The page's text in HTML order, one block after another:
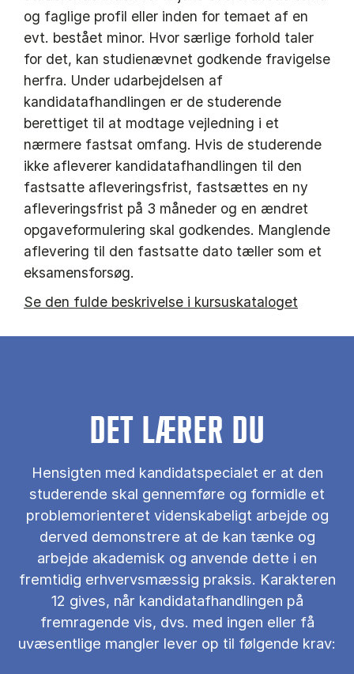
og faglige profil eller inden for temaet af en
evt. bestået minor. Hvor særlige forhold taler
for det, kan studienævnet godkende fravigelse
herfra. Under udarbejdelsen af
kandidatafhandlingen er de studerende
berettiget til at modtage vejledning i et
nærmere fastsat omfang. Hvis de studerende
ikke afleverer kandidatafhandlingen til den
fastsatte afleveringsfrist, fastsættes en ny
afleveringsfrist på 3 måneder og en ændret
opgaveformulering skal godkendes. Manglende
aflevering til den fastsatte dato tæller som et
eksamensforsøg.
Se den fulde beskrivelse i kursuskataloget
DET LÆRER DU
Hensigten med kandidatspecialet er at den
studerende skal gennemføre og formidle et
problemorienteret videnskabeligt arbejde og
derved demonstrere at de kan tænke og
arbejde akademisk og anvende dette i en
fremtidig erhvervsmæssig praksis. Karakteren
12 gives, når kandidatafhandlingen på
fremragende vis, dvs. med ingen eller få
uvæsentlige mangler lever op til følgende krav: